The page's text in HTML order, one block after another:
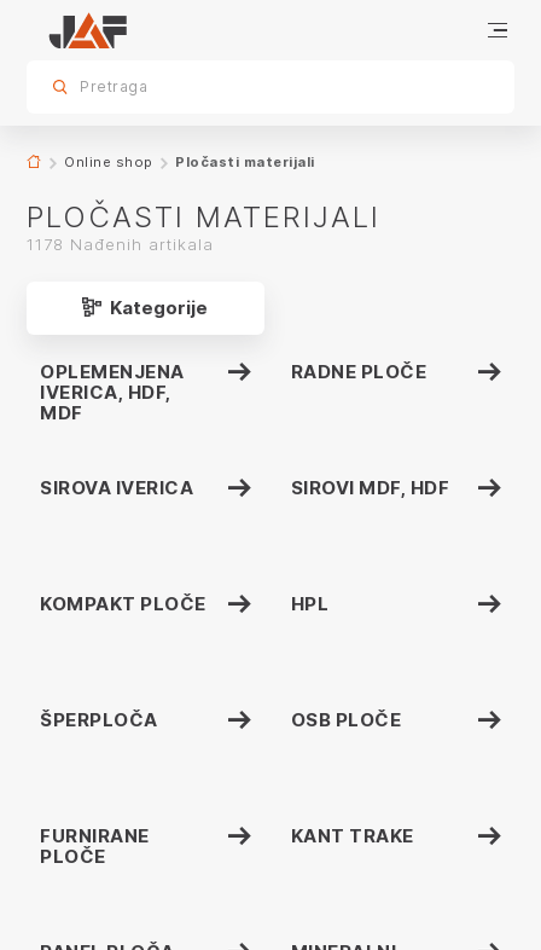
sr.skip-to.main-content
sr.skip-to.table-of-contents
sr.skip-to.main-navigation
Pločasti materijali
Pretraga
app.product-grid.form-reload
Online shop Pločasti materijali
PLOČASTI MATERIJALI
1178 Nađenih artikala
Kategorije
OPLEMENJENA
IVERICA, HDF,
MDF
RADNE PLOČE
SIROVA IVERICA SIROVI MDF, HDF
KOMPAKT PLOČE HPL
ŠPERPLOČA OSB PLOČE
FURNIRANE
PLOČE
KANT TRAKE